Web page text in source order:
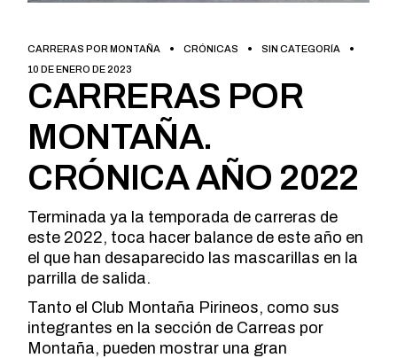
CARRERAS POR MONTAÑA CRÓNICAS
SIN CATEGORÍA
10 DE ENERO DE 2023
CARRERAS POR
MONTAÑA.
CRÓNICA AÑO 2022
Terminada ya la temporada de carreras de
este 2022, toca hacer balance de este año en
el que han desaparecido las mascarillas en la
parrilla de salida.
Tanto el Club Montaña Pirineos, como sus
integrantes en la sección de Carreas por
Montaña, pueden mostrar una gran